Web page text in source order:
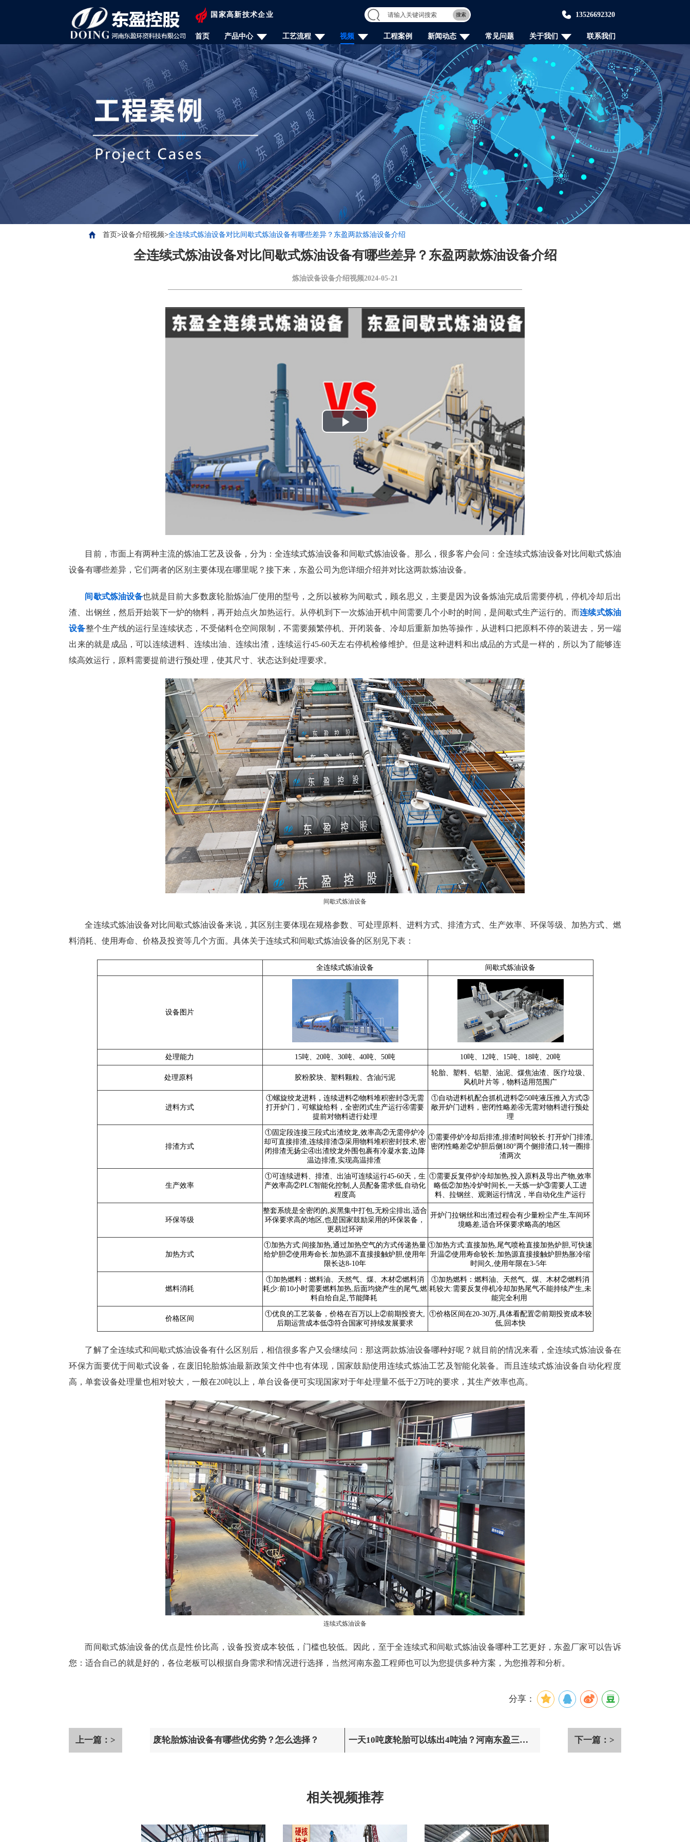
国家高新技术企业 搜索 13526692320
首页 产品中心 工艺流程 视频 工程案例 新闻动态 常见问题 关于我们 联系我们
首页>设备介绍视频>全连续式炼油设备对比间歇式炼油设备有哪些差异？东盈两款炼油设备介绍
全连续式炼油设备对比间歇式炼油设备有哪些差异？东盈两款炼油设备介绍
炼油设备设备介绍视频2024-05-21
Play
Video
目前，市面上有两种主流的炼油工艺及设备，分为：全连续式炼油设备和间歇式炼油设备。那么，很多客户会问：全连续式炼油设备对比间歇式炼油
设备有哪些差异，它们两者的区别主要体现在哪里呢？接下来，东盈公司为您详细介绍并对比这两款炼油设备。
间歇式炼油设备也就是目前大多数废轮胎炼油厂使用的型号，之所以被称为间歇式，顾名思义，主要是因为设备炼油完成后需要停机，停机冷却后出
渣、出钢丝，然后开始装下一炉的物料，再开始点火加热运行。从停机到下一次炼油开机中间需要几个小时的时间，是间歇式生产运行的。而连续式炼油
设备整个生产线的运行呈连续状态，不受储料仓空间限制，不需要频繁停机、开闭装备、冷却后重新加热等操作，从进料口把原料不停的装进去，另一端
出来的就是成品，可以连续进料、连续出油、连续出渣，连续运行45-60天左右停机检修维护。但是这种进料和出成品的方式是一样的，所以为了能够连
续高效运行，原料需要提前进行预处理，使其尺寸、状态达到处理要求。
间歇式炼油设备
全连续式炼油设备对比间歇式炼油设备来说，其区别主要体现在规格参数、可处理原料、进料方式、排渣方式、生产效率、环保等级、加热方式、燃
料消耗、使用寿命、价格及投资等几个方面。具体关于连续式和间歇式炼油设备的区别见下表：
全连续式炼油设备 间歇式炼油设备
设备图片
处理能力 15吨、20吨、30吨、40吨、50吨 10吨、12吨、15吨、18吨、20吨
处理原料 胶粉胶块、塑料颗粒、含油污泥
轮胎、塑料、铝塑、油泥、煤焦油渣、医疗垃圾、
风机叶片等，物料适用范围广
进料方式
①螺旋绞龙进料，连续进料②物料堆积密封③无需
打开炉门，可螺旋给料，全密闭式生产运行④需要
提前对物料进行处理
①自动进料机配合抓机进料②50吨液压推入方式③
敞开炉门进料，密闭性略差④无需对物料进行预处
理
排渣方式
①固定段连接三段式出渣绞龙,效率高②无需停炉冷
却可直接排渣,连续排渣③采用物料堆积密封技术,密
闭排渣无扬尘④出渣绞龙外围包裹有冷凝水套,边降
温边排渣,实现高温排渣
①需要停炉冷却后排渣,排渣时间较长·打开炉门排渣,
密闭性略差②炉胆后侧180°两个侧排渣口,转一圈排
渣两次
生产效率
①可连续进料、排渣、出油可连续运行45-60天，生
产效率高②PLC智能化控制,人员配备需求低,自动化
程度高
①需要反复停炉冷却加热,投入原料及导出产物,效率
略低②加热冷炉时间长,一天炼一炉③需要人工进
料、拉钢丝、观测运行情况，半自动化生产运行
环保等级
整套系统是全密闭的,炭黑集中打包,无粉尘排出,适合
环保要求高的地区,也是国家鼓励采用的环保装备，
更易过环评
开炉门拉钢丝和出渣过程会有少量粉尘产生,车间环
境略差,适合环保要求略高的地区
加热方式
①加热方式:间接加热,通过加热空气的方式传递热量
给炉胆②使用寿命长:加热源不直接接触炉胆,使用年
限长达8-10年
①加热方式:直接加热,尾气喷枪直接加热炉胆,可快速
升温②使用寿命较长:加热源直接接触炉胆热胀冷缩
时间久,使用年限在3-5年
燃料消耗
①加热燃料：燃料油、天然气、煤、木材②燃料消
耗少:前10小时需要燃料加热,后面均烧产生的尾气,燃
料自给自足,节能降耗
①加热燃料：燃料油、天然气、煤、木材②燃料消
耗较大:需要反复停机冷却加热尾气不能持续产生,未
能完全利用
价格区间
①优良的工艺装备，价格在百万以上②前期投资大,
后期运营成本低③符合国家可持续发展要求
①价格区间在20-30万,具体看配置②前期投资成本较
低,回本快
了解了全连续式和间歇式炼油设备有什么区别后，相信很多客户又会继续问：那这两款炼油设备哪种好呢？就目前的情况来看，全连续式炼油设备在
环保方面要优于间歇式设备，在废旧轮胎炼油最新政策文件中也有体现，国家鼓励使用连续式炼油工艺及智能化装备。而且连续式炼油设备自动化程度
高，单套设备处理量也相对较大，一般在20吨以上，单台设备便可实现国家对于年处理量不低于2万吨的要求，其生产效率也高。
连续式炼油设备
而间歇式炼油设备的优点是性价比高，设备投资成本较低，门槛也较低。因此，至于全连续式和间歇式炼油设备哪种工艺更好，东盈厂家可以告诉
您：适合自己的就是好的，各位老板可以根据自身需求和情况进行选择，当然河南东盈工程师也可以为您提供多种方案，为您推荐和分析。
分享：
上一篇：> 废轮胎炼油设备有哪些优劣势？怎么选择？ 一天10吨废轮胎可以练出4吨油？河南东盈三种 下一篇：>
相关视频推荐